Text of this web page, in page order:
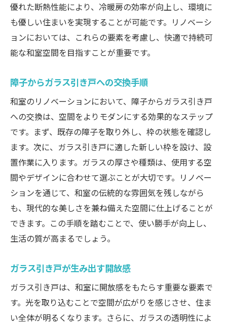
優れた断熱性能により、冷暖房の効率が向上し、環境に
も優しい住まいを実現することが可能です。リノベーシ
ョンにおいては、これらの要素を考慮し、快適で持続可
能な和室空間を目指すことが重要です。
障子からガラス引き戸への交換手順
和室のリノベーションにおいて、障子からガラス引き戸
への交換は、空間をよりモダンにする効果的なステップ
です。まず、既存の障子を取り外し、枠の状態を確認し
ます。次に、ガラス引き戸に適した新しい枠を設け、設
置作業に入ります。ガラスの厚さや種類は、使用する空
間やデザインに合わせて選ぶことが大切です。リノベー
ションを通じて、和室の伝統的な雰囲気を残しながら
も、現代的な美しさを兼ね備えた空間に仕上げることが
できます。この手順を踏むことで、使い勝手が向上し、
生活の質が高まるでしょう。
ガラス引き戸が生み出す開放感
ガラス引き戸は、和室に開放感をもたらす重要な要素で
す。光を取り込むことで空間が広がりを感じさせ、住ま
い全体が明るくなります。さらに、ガラスの透明性によ